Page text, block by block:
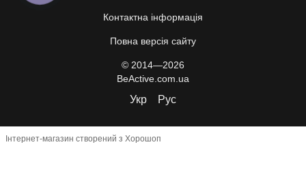
Контактна інформація
Повна версія сайту
© 2014—2026
BeActive.com.ua
Укр Рус
Інтернет-магазин створений з Хорошоп